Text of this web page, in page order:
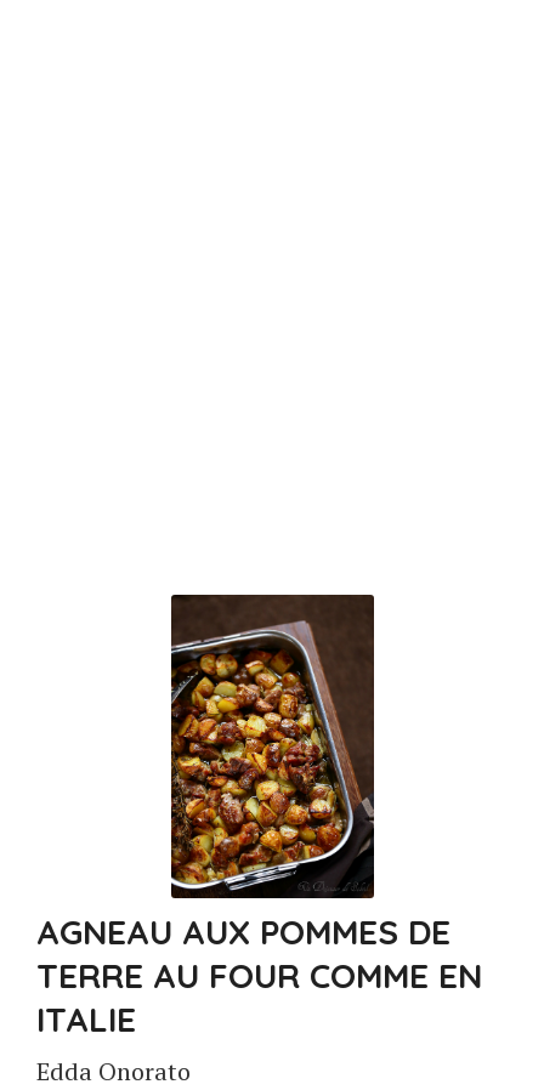
AGNEAU AUX POMMES DE
TERRE AU FOUR COMME EN
ITALIE
Edda Onorato